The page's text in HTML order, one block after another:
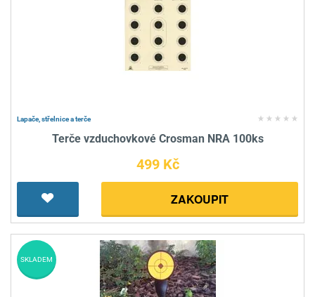
Lapače, střelnice a terče
Terče vzduchovkové Crosman NRA 100ks
499 Kč
ZAKOUPIT
SKLADEM